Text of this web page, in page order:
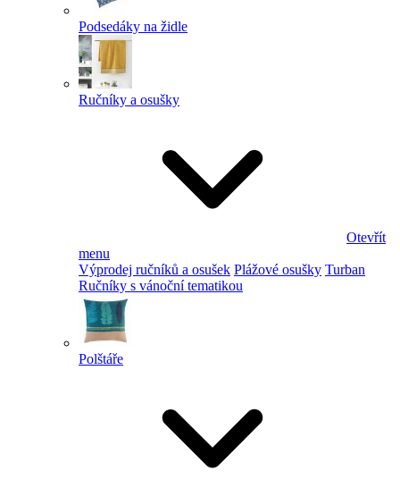
Podsedáky na židle
Ručníky a osušky
Otevřít
menu
Výprodej ručníků a osušek Plážové osušky Turban
Ručníky s vánoční tematikou
Polštáře